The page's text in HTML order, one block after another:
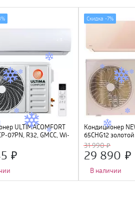
ULTIMACOMFORT
07PN, R32, GMCC, Wi-
Кондиционер
65CHG12
скрытый LED,
компрессор GMCC
31 990
29 890
В наличии
Скидка -7%